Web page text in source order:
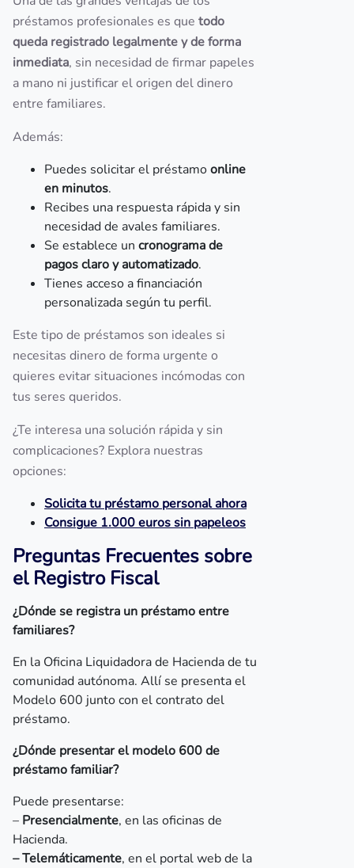
préstamos profesionales es que todo
queda registrado legalmente y de forma
inmediata, sin necesidad de firmar papeles
a mano ni justificar el origen del dinero
entre familiares.
Además:
Puedes solicitar el préstamoonline
en minutos.
Recibes una respuesta rápida y sin
necesidad de avales familiares.
Se establece un cronograma de
pagos claro y automatizado.
Tienes acceso a financiación
personalizada según tu perfil.
Este tipo de préstamos son ideales si
necesitas dinero de forma urgente o
quieres evitar situaciones incómodas con
tus seres queridos.
¿Te interesa una solución rápida y sin
complicaciones? Explora nuestras
opciones:
Solicita tu préstamo personal ahora
Consigue 1.000 euros sin papeleos
Preguntas Frecuentes sobre
el Registro Fiscal
¿Dónde se registra un préstamo entre
familiares?
En la Oficina Liquidadora de Hacienda de tu
comunidad autónoma. Allí se presenta el
Modelo 600 junto con el contrato del
préstamo.
¿Dónde presentar el modelo 600 de
préstamo familiar?
Puede presentarse:
– Presencialmente, en las oficinas de
Hacienda.
–Telemáticamente, en el portal web de la